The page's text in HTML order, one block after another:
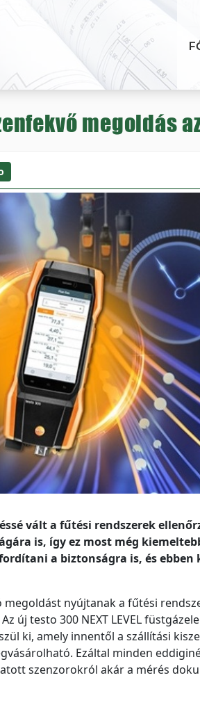
megoldás
vált a fűtési rendszerek
is, így ez most még
a biztonságra is, és ebben
nyújtanak a fűtési
új testo 300 NEXT LEVEL
ki, amely innentől a szállítási
Ezáltal minden
szenzorokról akár a mérés